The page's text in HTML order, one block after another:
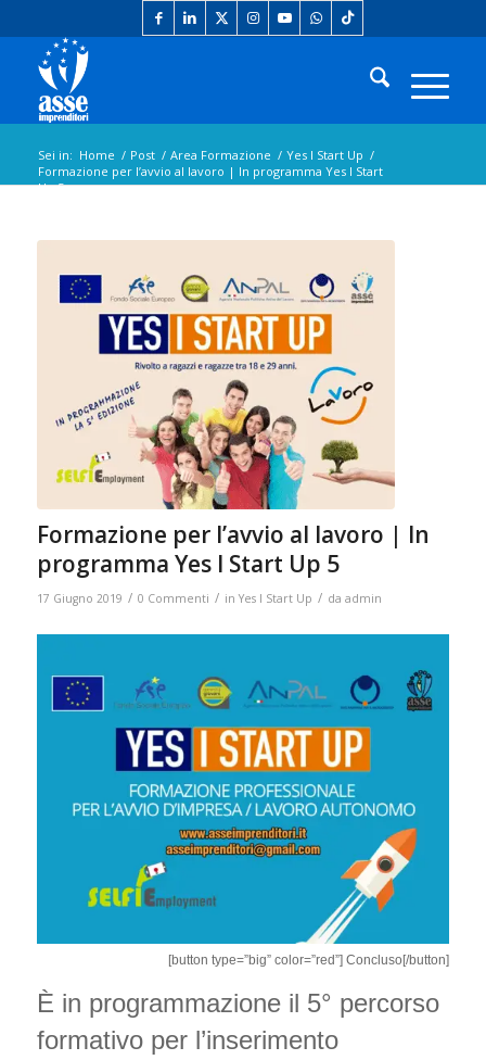
Sei in: Home / Post / Area Formazione / Yes I Start Up /
Formazione per l’avvio al lavoro | In programma Yes I Start
Up 5
Formazione per l’avvio al lavoro | In
programma Yes I Start Up 5
17 Giugno 2019 / 0 Commenti / in Yes I Start Up / da admin
[button type=”big” color=”red”] Concluso[/button]
È in programmazione il 5° percorso
formativo per l’inserimento